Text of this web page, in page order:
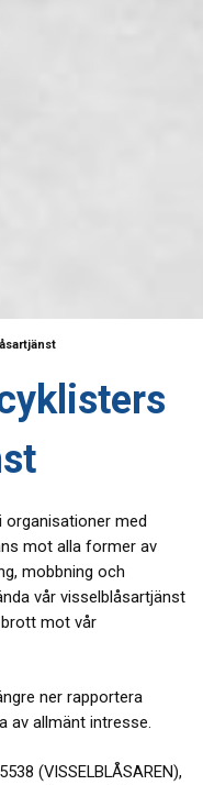
med
mot alla former av
mobbning och
vår visselblåsartjänst
mot vår
ner rapportera
av allmänt intresse.
(VISSELBLÅSAREN),